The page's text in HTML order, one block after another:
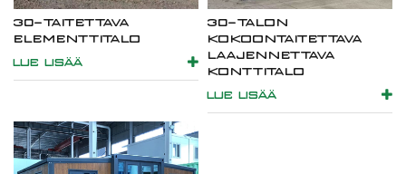
30-TAITETTAVA
ELEMENTTITALO
LUE LISÄÄ
30-TALON
KOKOONTAITETTAVA
LAAJENNETTAVA
KONTTITALO
LUE LISÄÄ